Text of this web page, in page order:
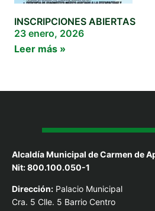
INSCRIPCIONES ABIERTAS
23 enero, 2026
Leer más »
Alcaldía Municipal de Carmen de
Nit: 800.100.050-1
Dirección: Palacio Municipal
Cra. 5 Clle. 5 Barrio Centro